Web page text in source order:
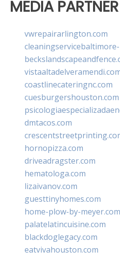
MEDIA
vwrepairarlington.com
coastlinecateringnc.com
cuesburgershouston.com
dmtacos.com
hornopizza.com
driveadragster.com
hematologa.com
lizaivanov.com
guesttinyhomes.com
home-plow-by-meyer.com
palatelatincuisine.com
blackdoglegacy.com
eatvivahouston.com